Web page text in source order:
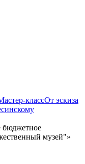
классОт эскиза
бюджетное
музей"»